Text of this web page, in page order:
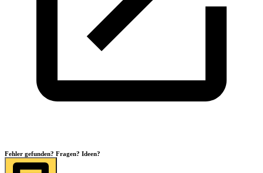
Fehler gefunden? Fragen? Ideen?